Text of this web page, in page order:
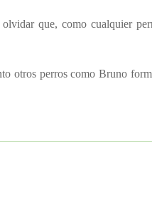
que, como cualquier
otros perros como Bruno